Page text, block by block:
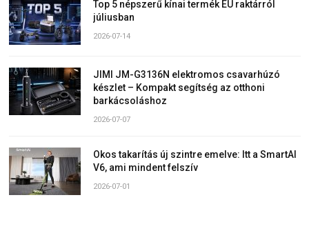
Top 5 népszerű kínai termék EU raktárról
júliusban
2026-07-14
JIMI JM-G3136N elektromos csavarhúzó
készlet – Kompakt segítség az otthoni
barkácsoláshoz
2026-07-07
Okos takarítás új szintre emelve: Itt a SmartAI
V6, ami mindent felszív
2026-07-01